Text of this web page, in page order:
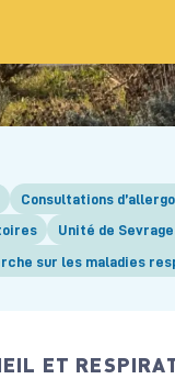
Consultations
Unité de
sur les maladies
ET